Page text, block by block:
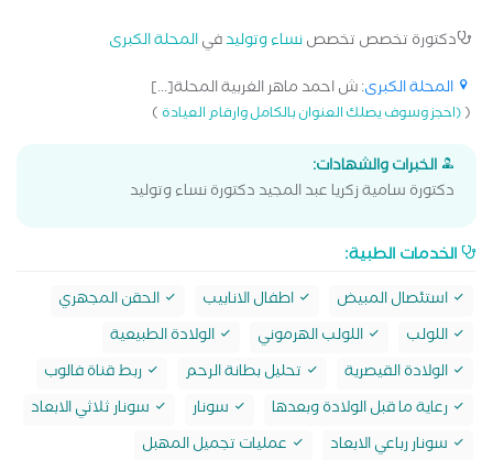
دكتورة تخصص تخصصنساء وتوليدفيالمحلة الكبرى
المحلة الكبرى: ش احمد ماهر الغربية المحلة[...]
((احجز وسوف يصلك العنوان بالكامل وارقام العيادة)
الخبرات والشهادات:
دكتورة سامية زكريا عبد المجيد دكتورة نساء وتوليد
الخدمات الطبية:
استئصال المبيض اطفال الانابيب
الحقن المجهري
اللولب
اللولب الهرموني
الولادة الطبيعية
الولادة القيصرية
تحليل بطانة الرحم
ربط قناة فالوب
رعاية ما قبل الولادة وبعدها
سونار
سونار ثلاثي الابعاد
سونار رباعي الابعاد
عمليات تجميل المهبل